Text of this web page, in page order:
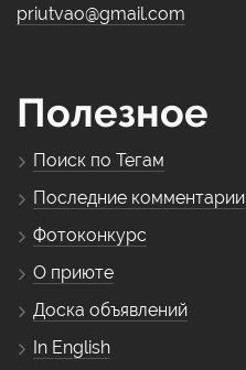
priutvao@gmail.com
Полезное
Поиск по Тегам
Последние комментарии
Фотоконкурс
О приюте
Доска объявлений
In English